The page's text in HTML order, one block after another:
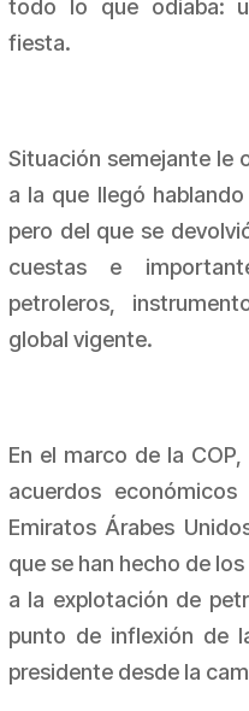
todo lo que odiaba:
fiesta.
Situación semejante le
a la que llegó
pero del que se
cuestas e
petroleros,
global vigente.
En el marco de la
acuerdos
Emiratos Árabes
que se han hecho de
a la explotación de
punto de inflexión de
presidente desde la